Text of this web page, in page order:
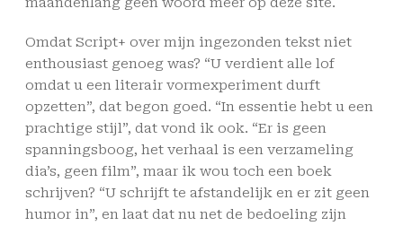
Omdat Script+ over mijn ingezonden tekst niet
enthousiast genoeg was? “U verdient alle lof
omdat u een literair vormexperiment durft
opzetten”, dat begon goed. “In essentie hebt u een
prachtige stijl”, dat vond ik ook. “Er is geen
spanningsboog, het verhaal is een verzameling
dia’s, geen film”, maar ik wou toch een boek
schrijven? “U schrijft te afstandelijk en er zit geen
humor in”, en laat dat nu net de bedoeling zijn